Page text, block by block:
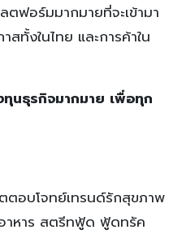
ฟอร์มมากมายที่จะเข้ามา
ทั้งในไทย และการค้าใน
นธุรกิจมากมาย เพื่อทุก
อบโจทย์เทรนด์รักสุขภาพ
อาหาร สตรีทฟู้ด ฟู้ดทรัค